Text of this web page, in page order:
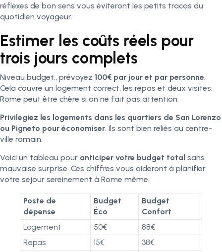
réflexes de bon sens vous éviteront les petits tracas du
quotidien voyageur.
Estimer les coûts réels pour
trois jours complets
Niveau budget,, prévoyez 100€ par jour et par personne.
Cela couvre un logement correct, les repas et deux visites.
Rome peut être chère si on ne fait pas attention.
Privilégiez les logements dans les quartiers de San Lorenzo
ou Pigneto pour économiser. Ils sont bien reliés au centre-
ville romain.
Voici un tableau pour anticiper votre budget total sans
mauvaise surprise. Ces chiffres vous aideront à planifier
votre séjour sereinement à Rome même.
Poste de
dépense
Budget
Éco
Budget
Confort
Logement
50€
88€
Repas
15€
38€